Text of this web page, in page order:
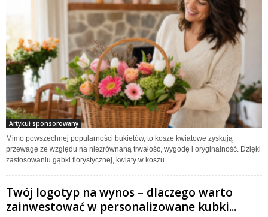
Artykuł sponsorowany
Mimo powszechnej popularności bukietów, to kosze kwiatowe zyskują
przewagę ze względu na niezrównaną trwałość, wygodę i oryginalność. Dzięki
zastosowaniu gąbki florystycznej, kwiaty w koszu...
Twój logotyp na wynos – dlaczego warto
zainwestować w personalizowane kubki...